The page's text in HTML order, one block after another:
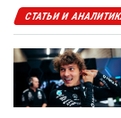
СТАТЬИ И